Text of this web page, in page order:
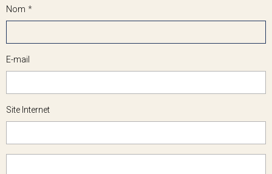
Nom
E-mail
Site Internet